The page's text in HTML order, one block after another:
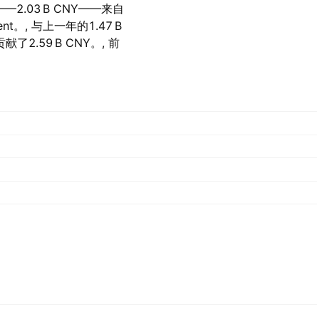
——‪2.03 B‬ CNY——来自
。, 与上一年的‪1.47 B‬
献了‪2.59 B‬ CNY。, 前